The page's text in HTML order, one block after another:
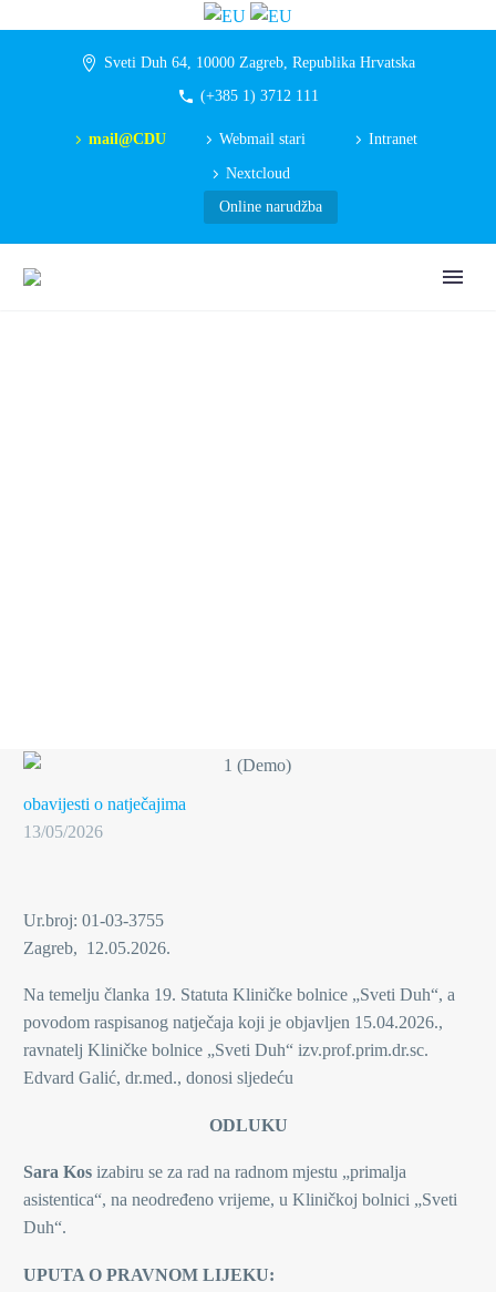
Sveti Duh 64, 10000 Zagreb, Republika Hrvatska
(+385 1) 3712 111
mail@CDU Webmail stari Intranet
Nextcloud
Online narudžba
obavijesti o natječajima
13/05/2026
Ur.broj: 01-03-3755
Zagreb, 12.05.2026.
Na temelju članka 19. Statuta Kliničke bolnice „Sveti Duh“, a
povodom raspisanog natječaja koji je objavljen 15.04.2026.,
ravnatelj Kliničke bolnice „Sveti Duh“ izv.prof.prim.dr.sc.
Edvard Galić, dr.med., donosi sljedeću
ODLUKU
Sara Kos izabiru se za rad na radnom mjestu „primalja
asistentica“, na neodređeno vrijeme, u Kliničkoj bolnici „Sveti
Duh“.
UPUTA O PRAVNOM LIJEKU: